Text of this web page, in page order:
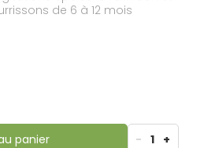
de 6 à 12 mois
panier - 1 +